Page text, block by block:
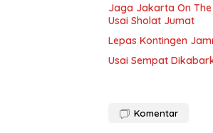
Jaga Jakarta On
Usai Sholat Jumat
Lepas Kontingen
Usai Sempat
Komentar